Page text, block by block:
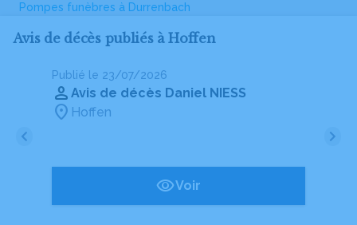
Pompes funèbres à Durrenbach
Avis de décès publiés à Hoffen
Publié le 23/07/2026
Avis de décès Daniel NIESS
Hoffen
Voir